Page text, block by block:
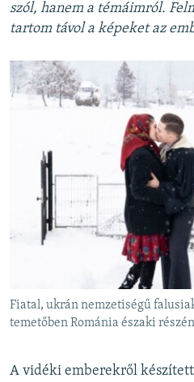
szól, hanem a témáimról.
tartom távol a képeket az
Fiatal, ukrán nemzetiségű
temetőben Románia északi
A vidéki emberekről